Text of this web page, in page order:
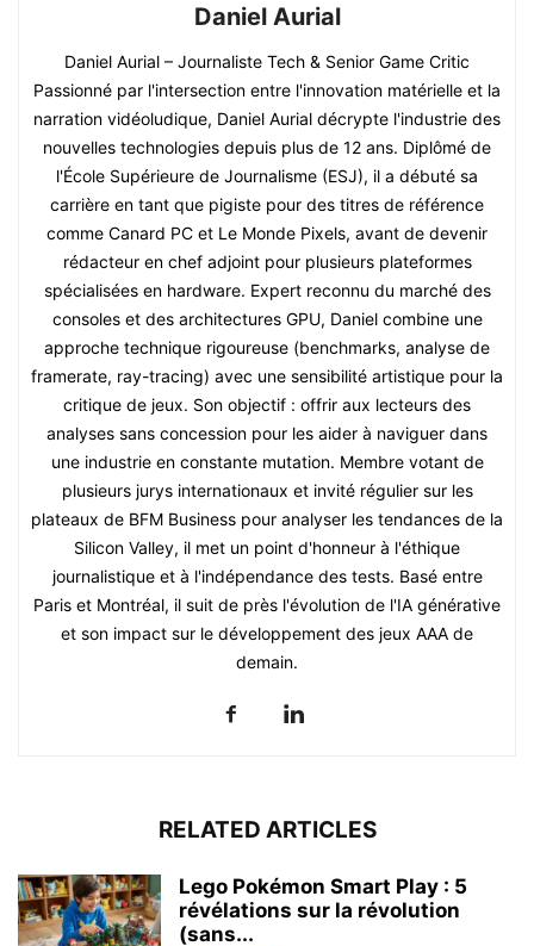
Daniel Aurial
Daniel Aurial – Journaliste Tech & Senior Game Critic
Passionné par l'intersection entre l'innovation matérielle et la
narration vidéoludique, Daniel Aurial décrypte l'industrie des
nouvelles technologies depuis plus de 12 ans. Diplômé de
l'École Supérieure de Journalisme (ESJ), il a débuté sa
carrière en tant que pigiste pour des titres de référence
comme Canard PC et Le Monde Pixels, avant de devenir
rédacteur en chef adjoint pour plusieurs plateformes
spécialisées en hardware. Expert reconnu du marché des
consoles et des architectures GPU, Daniel combine une
approche technique rigoureuse (benchmarks, analyse de
framerate, ray-tracing) avec une sensibilité artistique pour la
critique de jeux. Son objectif : offrir aux lecteurs des
analyses sans concession pour les aider à naviguer dans
une industrie en constante mutation. Membre votant de
plusieurs jurys internationaux et invité régulier sur les
plateaux de BFM Business pour analyser les tendances de la
Silicon Valley, il met un point d'honneur à l'éthique
journalistique et à l'indépendance des tests. Basé entre
Paris et Montréal, il suit de près l'évolution de l'IA générative
et son impact sur le développement des jeux AAA de
demain.
RELATED ARTICLES
Lego Pokémon Smart Play : 5
révélations sur la révolution
(sans...